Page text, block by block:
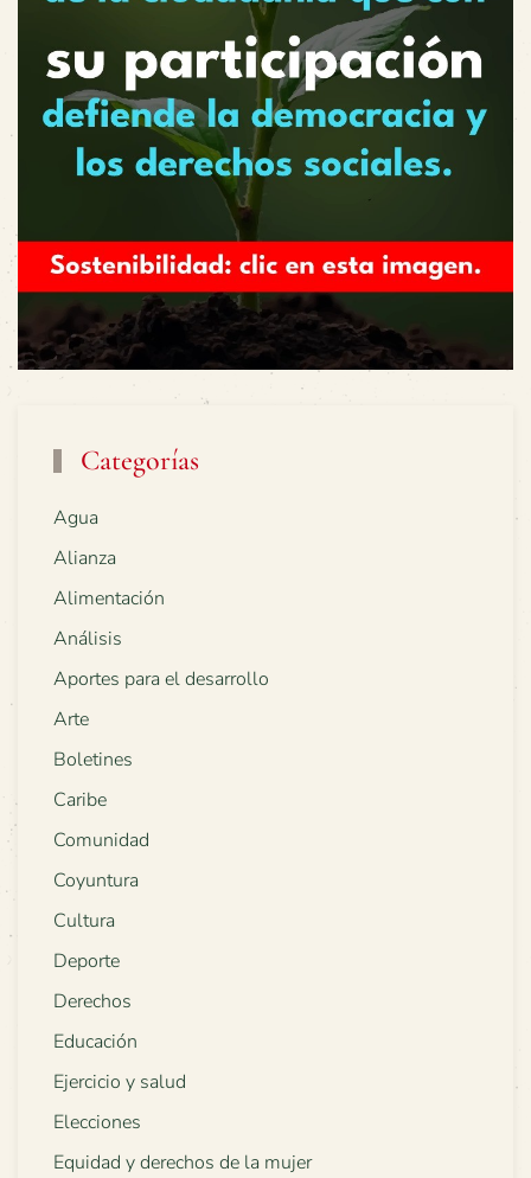
Categorías
Agua
Alianza
Alimentación
Análisis
Aportes para el desarrollo
Arte
Boletines
Caribe
Comunidad
Coyuntura
Cultura
Deporte
Derechos
Educación
Ejercicio y salud
Elecciones
Equidad y derechos de la mujer